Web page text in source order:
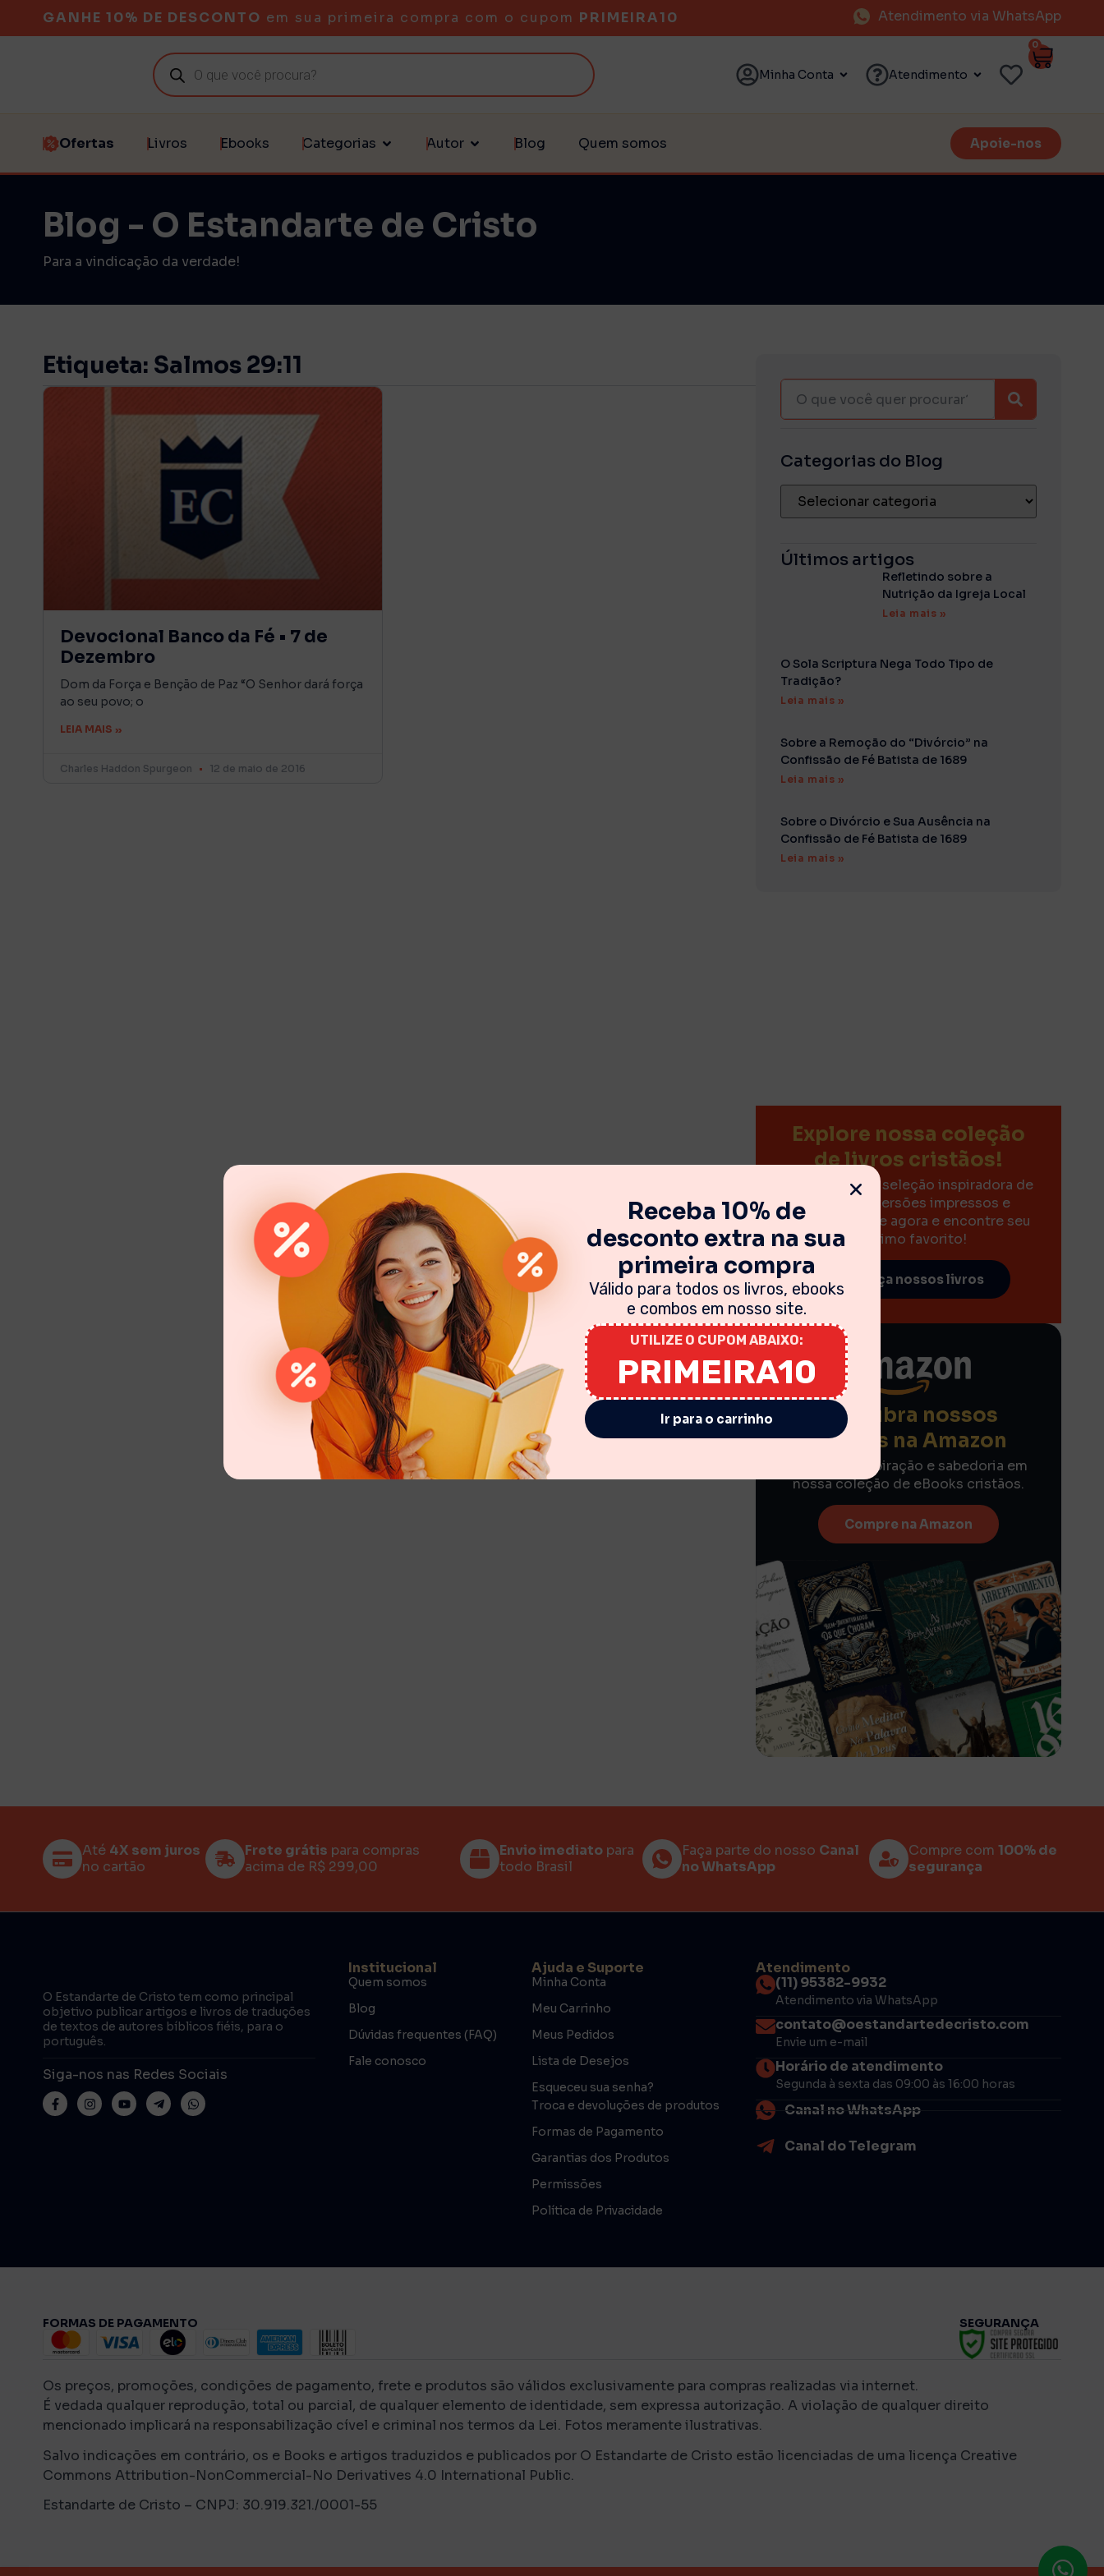
GANHE 10% DE DESCONTO em sua primeira compra com o cupom PRIMEIRA10 Atendimento via WhatsApp
Minha Conta Atendimento
0
Ofertas Livros Ebooks Categorias Autor Blog Quem somos Apoie-nos
Blog - O Estandarte de Cristo
Para a vindicação da verdade!
Etiqueta: Salmos 29:11
Devocional Banco da Fé • 7 de
Dezembro
Dom da Força e Benção de Paz “O Senhor dará força
ao seu povo; o
LEIA MAIS »
Charles Haddon Spurgeon 12 de maio de 2016
Categorias do Blog
Últimos artigos
Refletindo sobre a
Nutrição da Igreja Local
Leia mais »
O Sola Scriptura Nega Todo Tipo de
Tradição?
Leia mais »
Sobre a Remoção do “Divórcio” na
Confissão de Fé Batista de 1689
Leia mais »
Sobre o Divórcio e Sua Ausência na
Confissão de Fé Batista de 1689
Leia mais »
Explore nossa coleção
de livros cristãos!
Descubra uma seleção inspiradora de
livros nas versões impressos e
eBooks. Clique agora e encontre seu
próximo favorito!
Conheça nossos livros
Descubra nossos
eBooks na Amazon
Encontre inspiração e sabedoria em
nossa coleção de eBooks cristãos.
Compre na Amazon
Até 4X sem juros
no cartão
Frete grátis para compras
acima de R$ 299,00
Envio imediato para
todo Brasil
Faça parte do nosso Canal
no WhatsApp
Compre com100% de
segurança
O Estandarte de Cristo tem como principal
objetivo publicar artigos e livros de traduções
de textos de autores bíblicos fiéis, para o
português.
Siga-nos nas Redes Sociais
Institucional
Quem somos
Blog
Dúvidas frequentes (FAQ)
Fale conosco
Ajuda e Suporte
Minha Conta
Meu Carrinho
Meus Pedidos
Lista de Desejos
Esqueceu sua senha?
Troca e devoluções de produtos
Formas de Pagamento
Garantias dos Produtos
Permissões
Política de Privacidade
Atendimento
(11) 95382-9932
Atendimento via WhatsApp
contato@oestandartedecristo.com
Envie um e-mail
Horário de atendimento
Segunda à sexta das 09:00 às 16:00 horas
Canal no WhatsApp
Canal do Telegram
FORMAS DE PAGAMENTO SEGURANÇA
Os preços, promoções, condições de pagamento, frete e produtos são válidos exclusivamente para compras realizadas via internet.
É vedada qualquer reprodução, total ou parcial, de qualquer elemento de identidade, sem expressa autorização. A violação de qualquer direito
mencionado implicará na responsabilização cível e criminal nos termos da Lei. Fotos meramente ilustrativas.
Salvo indicações em contrário, os e Books e artigos traduzidos e publicados por O Estandarte de Cristo estão licenciadas de uma licença Creative
Commons Attribution-NonCommercial-No Derivatives 4.0 International Public.
Estandarte de Cristo – CNPJ: 30.919.321./0001-55
Receba 10% de
desconto extra na sua
primeira compra
Válido para todos os livros, ebooks
e combos em nosso site.
UTILIZE O CUPOM ABAIXO:
PRIMEIRA10
Ir para o carrinho